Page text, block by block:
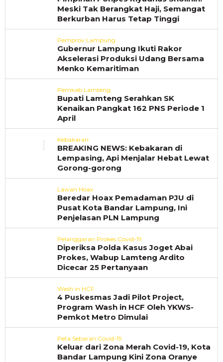
Meski Tak Berangkat Haji, Semangat
Berkurban Harus Tetap Tinggi
Pemprov Lampung
Gubernur Lampung Ikuti Rakor
Akselerasi Produksi Udang Bersama
Menko Kemaritiman
Pemkab Lamteng
Bupati Lamteng Serahkan SK
Kenaikan Pangkat 162 PNS Periode 1
April
Kebakaran
BREAKING NEWS: Kebakaran di
Lempasing, Api Menjalar Hebat Lewat
Gorong-gorong
Lawan Hoax
Beredar Hoax Pemadaman PJU di
Pusat Kota Bandar Lampung, Ini
Penjelasan PLN Lampung
Pelanggaran Prokes Covid-19
Diperiksa Polda Kasus Joget Abai
Prokes, Wabup Lamteng Ardito
Dicecar 25 Pertanyaan
Wash in HCF
4 Puskesmas Jadi Pilot Project,
Program Wash in HCF Oleh YKWS-
Pemkot Metro Dimulai
Peta Sebaran Covid-19
Keluar dari Zona Merah Covid-19, Kota
Bandar Lampung Kini Zona Oranye